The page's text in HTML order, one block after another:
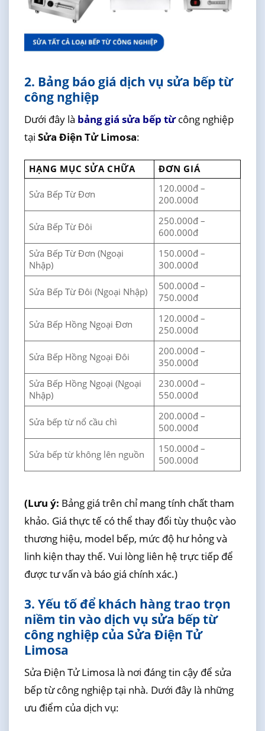
2. Bảng báo giá dịch vụ sửa bếp từ
công nghiệp
Dưới đây là bảng giá sửa bếp từcông nghiệp
tại Sửa Điện Tử Limosa:
HẠNG MỤC SỬA CHỮA ĐƠN GIÁ
Sửa Bếp Từ Đơn
120.000đ –
200.000đ
Sửa Bếp Từ Đôi
250.000đ –
600.000đ
Sửa Bếp Từ Đơn (Ngoại
Nhập)
150.000đ –
300.000đ
Sửa Bếp Từ Đôi (Ngoại Nhập)
500.000đ –
750.000đ
Sửa Bếp Hồng Ngoại Đơn
120.000đ –
250.000đ
Sửa Bếp Hồng Ngoại Đôi
200.000đ –
350.000đ
Sửa Bếp Hồng Ngoại (Ngoại
Nhập)
230.000đ –
550.000đ
Sửa bếp từ nổ cầu chì
200.000đ –
500.000đ
Sửa bếp từ không lên nguồn
150.000đ –
500.000đ
(Lưu ý: Bảng giá trên chỉ mang tính chất tham
khảo. Giá thực tế có thể thay đổi tùy thuộc vào
thương hiệu, model bếp, mức độ hư hỏng và
linh kiện thay thế. Vui lòng liên hệ trực tiếp để
được tư vấn và báo giá chính xác.)
3. Yếu tố để khách hàng trao trọn
niềm tin vào dịch vụ sửa bếp từ
công nghiệp của Sửa Điện Tử
Limosa
Sửa Điện Tử Limosa là nơi đáng tin cậy để sửa
bếp từ công nghiệp tại nhà. Dưới đây là những
ưu điểm của dịch vụ: